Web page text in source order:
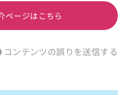
ページはこちら
コンテンツの誤りを送信する